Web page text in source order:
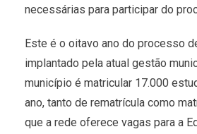
necessárias para participar do
Este é o oitavo ano do processo
implantado pela atual gestão
município é matricular 17.000
ano, tanto de rematrícula como
que a rede oferece vagas para a